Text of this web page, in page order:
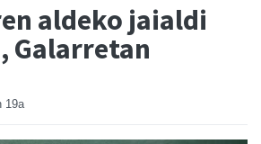
aldeko jaialdi
Galarretan
19a